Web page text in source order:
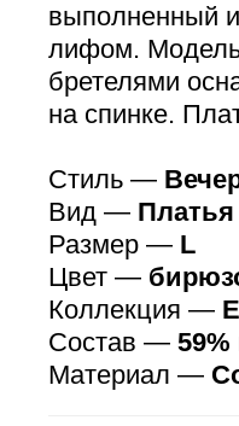
выполненный
лифом. Модель
бретелями
на спинке.
Стиль —
Вид — Платья
Размер — L
Цвет —
Коллекция —
Состав — 59%
Материал —